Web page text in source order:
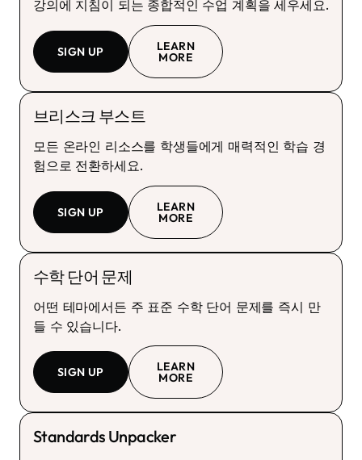
강의에 지침이 되는 종합적인 수업 계획을 세우세요.
SIGN UP LEARN
MORE
브리스크 부스트
모든 온라인 리소스를 학생들에게 매력적인 학습 경
험으로 전환하세요.
SIGN UP LEARN
MORE
수학 단어 문제
어떤 테마에서든 주 표준 수학 단어 문제를 즉시 만
들 수 있습니다.
SIGN UP LEARN
MORE
Standards Unpacker